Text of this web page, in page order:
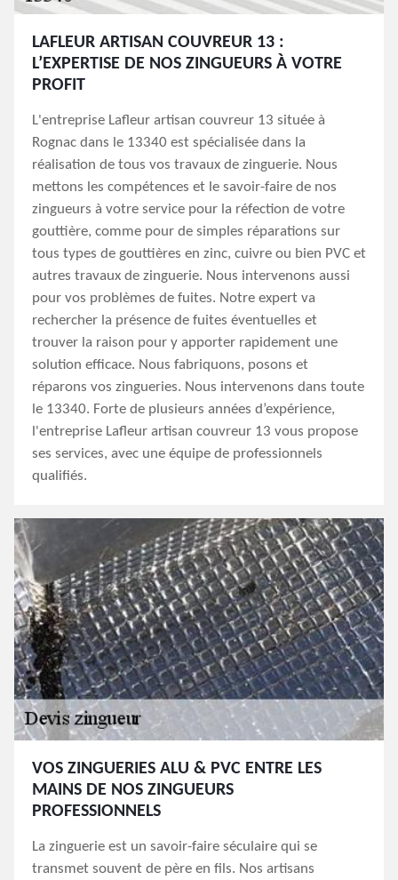
LAFLEUR ARTISAN COUVREUR 13 :
L’EXPERTISE DE NOS ZINGUEURS À VOTRE
PROFIT
L'entreprise Lafleur artisan couvreur 13 située à
Rognac dans le 13340 est spécialisée dans la
réalisation de tous vos travaux de zinguerie. Nous
mettons les compétences et le savoir-faire de nos
zingueurs à votre service pour la réfection de votre
gouttière, comme pour de simples réparations sur
tous types de gouttières en zinc, cuivre ou bien PVC et
autres travaux de zinguerie. Nous intervenons aussi
pour vos problèmes de fuites. Notre expert va
rechercher la présence de fuites éventuelles et
trouver la raison pour y apporter rapidement une
solution efficace. Nous fabriquons, posons et
réparons vos zingueries. Nous intervenons dans toute
le 13340. Forte de plusieurs années d’expérience,
l'entreprise Lafleur artisan couvreur 13 vous propose
ses services, avec une équipe de professionnels
qualifiés.
VOS ZINGUERIES ALU & PVC ENTRE LES
MAINS DE NOS ZINGUEURS
PROFESSIONNELS
La zinguerie est un savoir-faire séculaire qui se
transmet souvent de père en fils. Nos artisans